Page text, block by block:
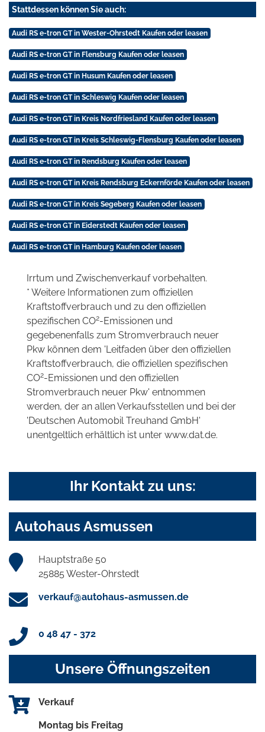
Stattdessen können Sie auch:
Audi RS e-tron GT in Wester-Ohrstedt Kaufen oder leasen
Audi RS e-tron GT in Flensburg Kaufen oder leasen
Audi RS e-tron GT in Husum Kaufen oder leasen
Audi RS e-tron GT in Schleswig Kaufen oder leasen
Audi RS e-tron GT in Kreis Nordfriesland Kaufen oder leasen
Audi RS e-tron GT in Kreis Schleswig-Flensburg Kaufen oder leasen
Audi RS e-tron GT in Rendsburg Kaufen oder leasen
Audi RS e-tron GT in Kreis Rendsburg Eckernförde Kaufen oder leasen
Audi RS e-tron GT in Kreis Segeberg Kaufen oder leasen
Audi RS e-tron GT in Eiderstedt Kaufen oder leasen
Audi RS e-tron GT in Hamburg Kaufen oder leasen
Irrtum und Zwischenverkauf vorbehalten.
* Weitere Informationen zum offiziellen
Kraftstoffverbrauch und zu den offiziellen
spezifischen CO2-Emissionen und
gegebenenfalls zum Stromverbrauch neuer
Pkw können dem 'Leitfaden über den offiziellen
Kraftstoffverbrauch, die offiziellen spezifischen
CO2-Emissionen und den offiziellen
Stromverbrauch neuer Pkw' entnommen
werden, der an allen Verkaufsstellen und bei der
'Deutschen Automobil Treuhand GmbH'
unentgeltlich erhältlich ist unter www.dat.de.
Ihr Kontakt zu uns:
Autohaus Asmussen
Hauptstraße 50
25885 Wester-Ohrstedt
verkauf@autohaus-asmussen.de
0 48 47 - 372
Unsere Öffnungszeiten
Verkauf
Montag bis Freitag